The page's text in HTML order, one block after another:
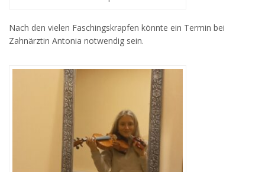
Nach den vielen Faschingskrapfen könnte ein Termin bei
Zahnärztin Antonia notwendig sein.